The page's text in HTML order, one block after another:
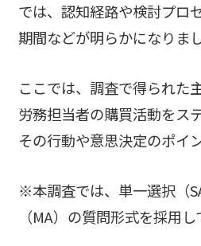
では、認知経路や検討プロ
期間などが明らかになりまし
ここでは、調査で得られた
労務担当者の購買活動をス
その行動や意思決定のポイ
※本調査では、単一選択（
（MA）の質問形式を採用し